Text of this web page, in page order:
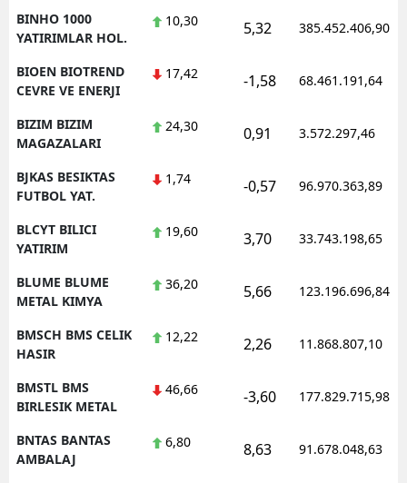
BINHO 1000
YATIRIMLAR HOL.
10,30 5,32 385.452.406,90
BIOEN BIOTREND
CEVRE VE ENERJI
17,42 -1,58 68.461.191,64
BIZIM BIZIM
MAGAZALARI
24,30 0,91 3.572.297,46
BJKAS BESIKTAS
FUTBOL YAT.
1,74 -0,57 96.970.363,89
BLCYT BILICI
YATIRIM
19,60 3,70 33.743.198,65
BLUME BLUME
METAL KIMYA
36,20 5,66 123.196.696,84
BMSCH BMS CELIK
HASIR
12,22 2,26 11.868.807,10
BMSTL BMS
BIRLESIK METAL
46,66 -3,60 177.829.715,98
BNTAS BANTAS
AMBALAJ
6,80 8,63 91.678.048,63